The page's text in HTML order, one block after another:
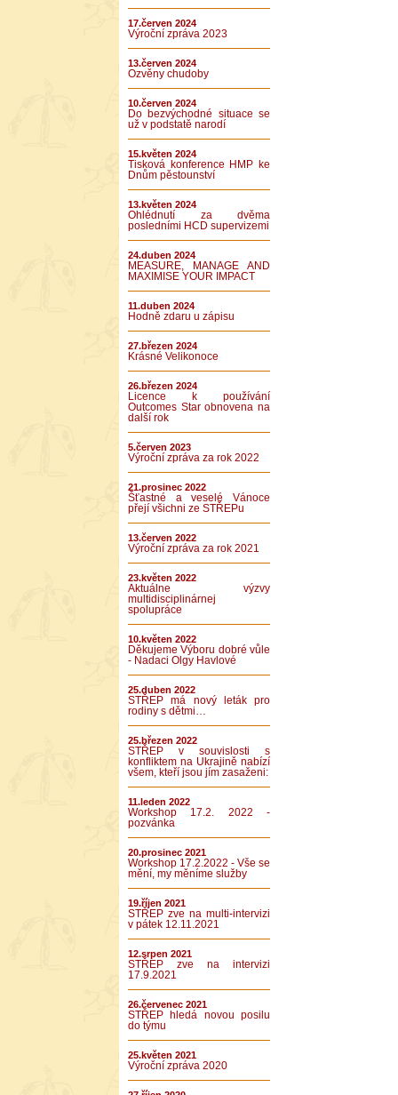
17.červen 2024
Výroční zpráva 2023
13.červen 2024
Ozvěny chudoby
10.červen 2024
Do bezvýchodné situace se
už v podstatě narodí
15.květen 2024
Tisková konference HMP ke
Dnům pěstounství
13.květen 2024
Ohlédnutí za dvěma
posledními HCD supervizemi
24.duben 2024
MEASURE, MANAGE AND
MAXIMISE YOUR IMPACT
11.duben 2024
Hodně zdaru u zápisu
27.březen 2024
Krásné Velikonoce
26.březen 2024
Licence k používání
Outcomes Star obnovena na
další rok
5.červen 2023
Výroční zpráva za rok 2022
21.prosinec 2022
Šťastné a veselé Vánoce
přejí všichni ze STŘEPu
13.červen 2022
Výroční zpráva za rok 2021
23.květen 2022
Aktuálne výzvy
multidisciplinárnej
spolupráce
10.květen 2022
Děkujeme Výboru dobré vůle
- Nadaci Olgy Havlové
25.duben 2022
STŘEP má nový leták pro
rodiny s dětmi…
25.březen 2022
STŘEP v souvislosti s
konfliktem na Ukrajině nabízí
všem, kteří jsou jím zasaženi:
11.leden 2022
Workshop 17.2. 2022 -
pozvánka
20.prosinec 2021
Workshop 17.2.2022 - Vše se
mění, my měníme služby
19.říjen 2021
STŘEP zve na multi-intervizi
v pátek 12.11.2021
12.srpen 2021
STŘEP zve na intervizi
17.9.2021
26.červenec 2021
STŘEP hledá novou posilu
do týmu
25.květen 2021
Výroční zpráva 2020